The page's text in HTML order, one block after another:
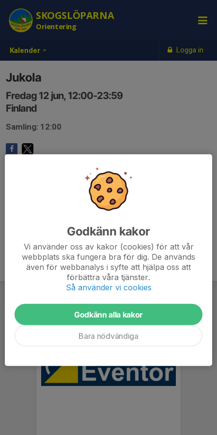
Kalender Logga in
SKOGSLÖPARNA
Orientering
Jukola
Fredag 12 jun, 12:00-23:59
Finland
Samling: 12:00
Godkänn kakor
Vi använder oss av kakor (cookies) för att vår
webbplats ska fungera bra för dig. De används
även för webbanalys i syfte att hjälpa oss att
förbättra våra tjänster.
Så använder vi cookies
Godkänn alla kakor
Bara nödvändiga